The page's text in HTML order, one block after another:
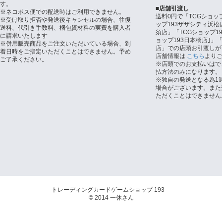
す。
※ネコポス便での配送時はご利用できません。
※受け取り拒否や発送後キャンセルの場合、往復
送料、代引き手数料、梱包資材料の実費を購入者
に請求いたします
※併用販売商品をご注文いただいている場合、到
着日時をご指定いただくことはできません。予め
ご了承ください。
■店舗引渡し
送料0円で「TCGショッ
ップ193ザザシティ浜
須店」「TCGショップ
ョップ193日本橋店｣」
店」での店頭お引渡し
店舗情報は こちら より
※店頭でのお支払いは
払方法のみになります。
※独自の発送となる為1
場合がございます。ま
ただくことはできませ
トレーディングカードゲームショップ 193
© 2014 一休さん